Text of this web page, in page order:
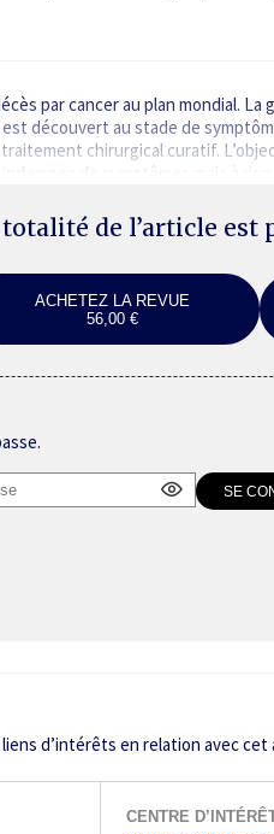
par cancer au plan mondial.
découvert au stade de
chirurgical curatif.
de symptômes mais à
totalité de l’article est
ACHETEZ LA REVUE
56,00 €
d’intérêts en relation avec cet
CENTRE